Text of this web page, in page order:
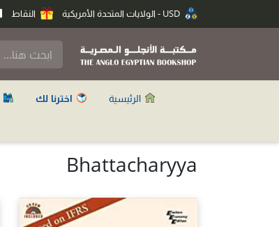
النقاط
الرئيسية اخترنا لك
Bhattacharyya